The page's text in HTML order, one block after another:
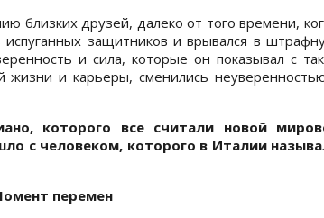
близких друзей, далеко от того времени,
испуганных защитников и врывался в
и сила, которые он показывал с
жизни и карьеры, сменились
которого все считали новой
с человеком, которого в Италии
перемен